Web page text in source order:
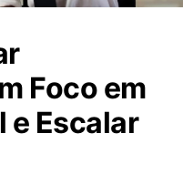
Foco em
e Escalar